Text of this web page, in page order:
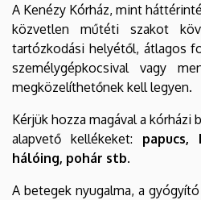
A Kenézy Kórház, mint
közvetlen műtéti szakot
tartózkodási helyétől, átlagos
személygépkocsival vagy
megközelíthetőnek kell legyen.
Kérjük hozza magával a kórházi
alapvető kellékeket: papucs,
hálóing, pohár stb.
A betegek nyugalma, a